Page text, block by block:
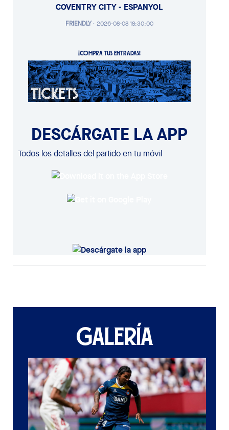
COVENTRY CITY - ESPANYOL
FRIENDLY· 2026-08-08 18:30:00
¡COMPRA TUS ENTRADAS!
DESCÁRGATE LA APP
Todos los detalles del partido en tu móvil
GALERÍA